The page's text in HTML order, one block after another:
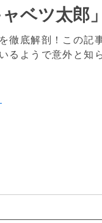
ベツ太郎
徹底解剖！この
るようで意外と知